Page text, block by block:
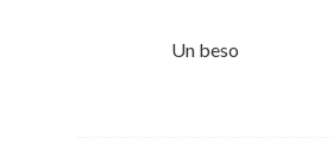
Un beso